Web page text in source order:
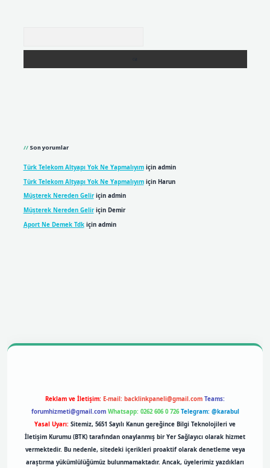
Son yorumlar
Türk Telekom Altyapı Yok Ne Yapmalıyımiçin admin
Türk Telekom Altyapı Yok Ne Yapmalıyımiçin Harun
Müşterek Nereden Geliriçin admin
Müşterek Nereden Geliriçin Demir
Aport Ne Demek Tdkiçin admin
Reklam ve İletişim: E-mail: backlinkpaneli@gmail.com Teams:
forumhizmeti@gmail.com Whatsapp: 0262 606 0 726 Telegram: @karabul
Yasal Uyarı: Sitemiz, 5651 Sayılı Kanun gereğince Bilgi Teknolojileri ve
İletişim Kurumu (BTK) tarafından onaylanmış bir Yer Sağlayıcı olarak hizmet
vermektedir. Bu nedenle, sitedeki içerikleri proaktif olarak denetleme veya
araştırma yükümlülüğümüz bulunmamaktadır. Ancak, üyelerimiz yazdıkları